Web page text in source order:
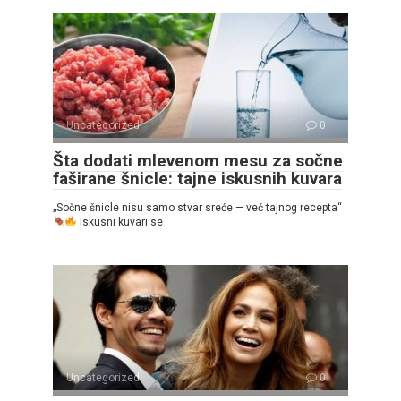
Uncategorized 0
Šta dodati mlevenom mesu za sočne
faširane šnicle: tajne iskusnih kuvara
„Sočne šnicle nisu samo stvar sreće — već tajnog recepta“
Iskusni kuvari se
Uncategorized 0